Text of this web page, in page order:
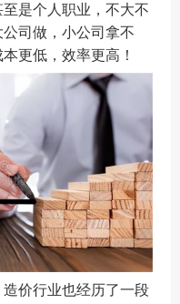
是个人职业，不大不
司做，小公司拿不
更低，效率更高！
价行业也经历了一段